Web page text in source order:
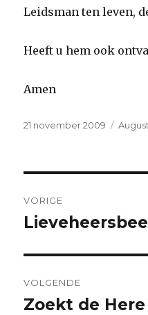
Leidsman ten leven,
Heeft u hem ook
Amen
Geplaatst
21 november 2009
navigatie
VORIGE
Vorig
VOLGENDE
Volgend
Zoekt de